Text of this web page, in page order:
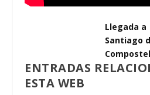
Llegada a
Santiago
ENTRADAS
ESTA WEB